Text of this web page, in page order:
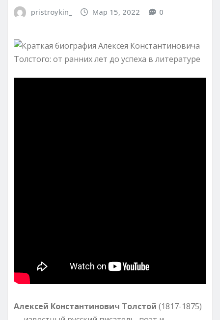
pristroykin_ Мар 15, 2022 0
Алексей Константинович Толстой (1817-1875)